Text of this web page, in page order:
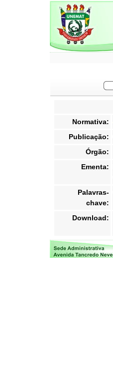
Normativa:
Publicação:
Órgão:
Ementa:
Palavras-
chave:
Download: